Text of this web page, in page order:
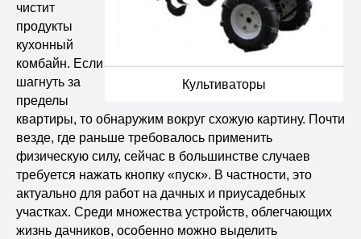
Культиваторы
чистит
продукты
кухонный
комбайн. Если
шагнуть за
пределы
квартиры, то обнаружим вокруг схожую картину. Почти
везде, где раньше требовалось применить
физическую силу, сейчас в большинстве случаев
требуется нажать кнопку «пуск». В частности, это
актуально для работ на дачных и приусадебных
участках. Среди множества устройств, облегчающих
жизнь дачников, особенно можно выделить